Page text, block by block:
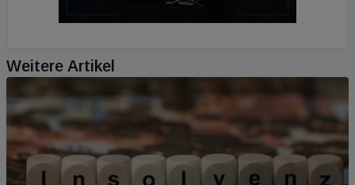
Weitere Artikel